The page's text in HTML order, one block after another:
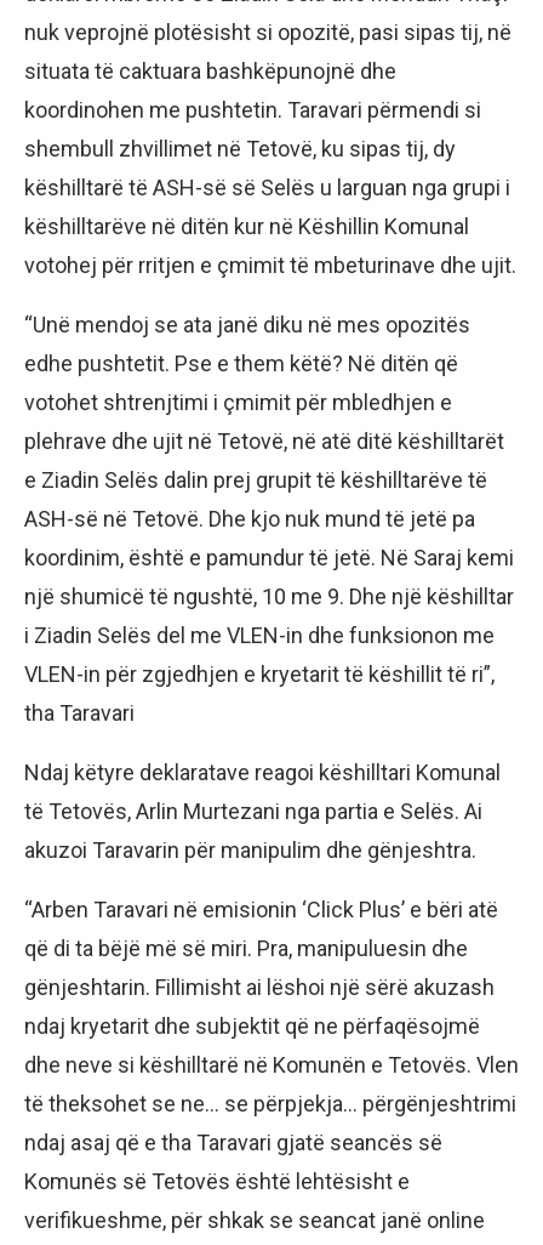
nuk veprojnë plotësisht si opozitë, pasi sipas tij, në
situata të caktuara bashkëpunojnë dhe
koordinohen me pushtetin. Taravari përmendi si
shembull zhvillimet në Tetovë, ku sipas tij, dy
këshilltarë të ASH-së së Selës u larguan nga grupi i
këshilltarëve në ditën kur në Këshillin Komunal
votohej për rritjen e çmimit të mbeturinave dhe ujit.
“Unë mendoj se ata janë diku në mes opozitës
edhe pushtetit. Pse e them këtë? Në ditën që
votohet shtrenjtimi i çmimit për mbledhjen e
plehrave dhe ujit në Tetovë, në atë ditë këshilltarët
e Ziadin Selës dalin prej grupit të këshilltarëve të
ASH-së në Tetovë. Dhe kjo nuk mund të jetë pa
koordinim, është e pamundur të jetë. Në Saraj kemi
një shumicë të ngushtë, 10 me 9. Dhe një këshilltar
i Ziadin Selës del me VLEN-in dhe funksionon me
VLEN-in për zgjedhjen e kryetarit të këshillit të ri”,
tha Taravari
Ndaj këtyre deklaratave reagoi këshilltari Komunal
të Tetovës, Arlin Murtezani nga partia e Selës. Ai
akuzoi Taravarin për manipulim dhe gënjeshtra.
“Arben Taravari në emisionin ‘Click Plus’ e bëri atë
që di ta bëjë më së miri. Pra, manipuluesin dhe
gënjeshtarin. Fillimisht ai lëshoi një sërë akuzash
ndaj kryetarit dhe subjektit që ne përfaqësojmë
dhe neve si këshilltarë në Komunën e Tetovës. Vlen
të theksohet se ne… se përpjekja… përgënjeshtrimi
ndaj asaj që e tha Taravari gjatë seancës së
Komunës së Tetovës është lehtësisht e
verifikueshme, për shkak se seancat janë online